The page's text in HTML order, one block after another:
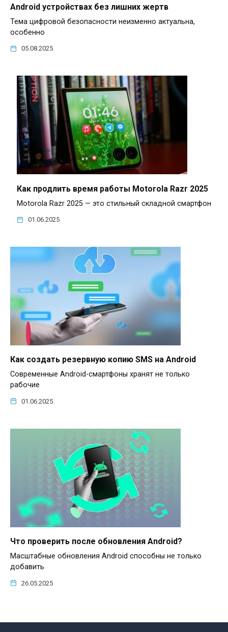
Android устройствах без лишних жертв
Тема цифровой безопасности неизменно актуальна,
особенно
05.08.2025
Как продлить время работы Motorola Razr 2025
Motorola Razr 2025 — это стильный складной смартфон
01.06.2025
Как создать резервную копию SMS на Android
Современные Android-смартфоны хранят не только
рабочие
01.06.2025
Что проверить после обновления Android?
Масштабные обновления Android способны не только
добавить
26.05.2025